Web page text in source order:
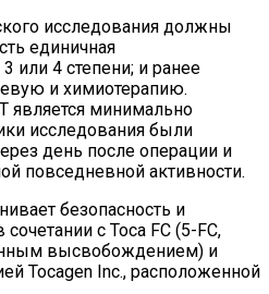
исследования должны
единичная
или 4 степени; и ранее
и химиотерапию.
является минимально
исследования были
день после операции и
повседневной активности.
безопасность и
с Toca FC (5-FC,
высвобождением) и
Tocagen Inc., расположенной